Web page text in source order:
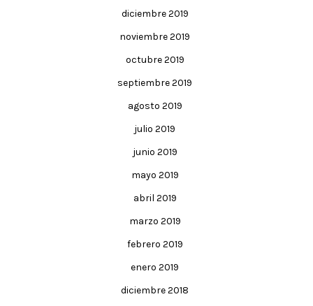
diciembre 2019
noviembre 2019
octubre 2019
septiembre 2019
agosto 2019
julio 2019
junio 2019
mayo 2019
abril 2019
marzo 2019
febrero 2019
enero 2019
diciembre 2018